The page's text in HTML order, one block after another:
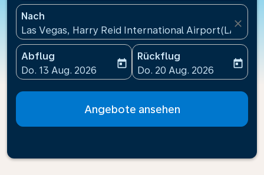
Nach
Las Vegas, Harry Reid International Airport(LAS),
close
Abflug
fc-booking-departure-date-aria-label
Do. 13 Aug. 2026
today
Rückflug
fc-booking-return-date-
Do. 20 Aug. 2026
today
Angebote ansehen